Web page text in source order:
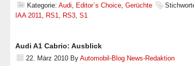
Kategorie: Audi, Editor´s Choice, Gerüchte
IAA 2011, RS1, RS3, S1
Audi A1 Cabrio: Ausblick
22. März 2010 By Automobil-Blog News-Redaktion